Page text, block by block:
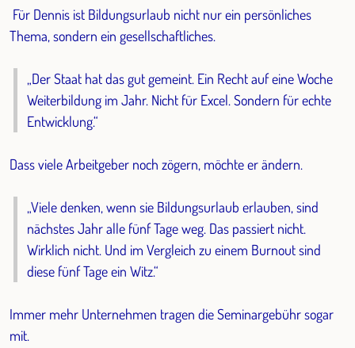
Für Dennis ist Bildungsurlaub nicht nur ein persönliches
Thema, sondern ein gesellschaftliches.
„Der Staat hat das gut gemeint. Ein Recht auf eine Woche
Weiterbildung im Jahr. Nicht für Excel. Sondern für echte
Entwicklung.“
Dass viele Arbeitgeber noch zögern, möchte er ändern.
„Viele denken, wenn sie Bildungsurlaub erlauben, sind
nächstes Jahr alle fünf Tage weg. Das passiert nicht.
Wirklich nicht. Und im Vergleich zu einem Burnout sind
diese fünf Tage ein Witz.“
Immer mehr Unternehmen tragen die Seminargebühr sogar
mit.